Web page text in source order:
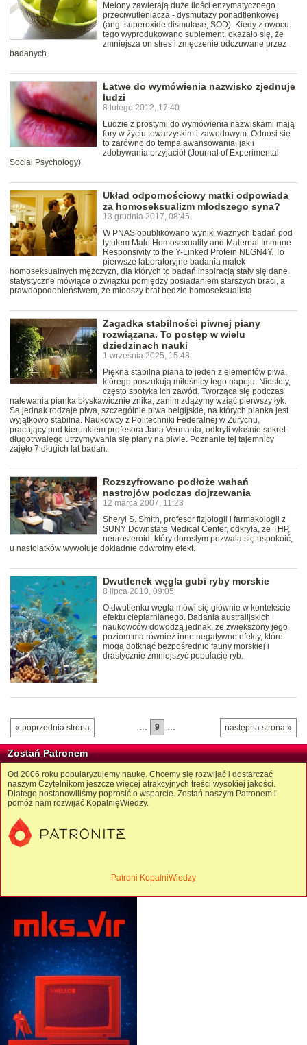
Melony zawierają duże ilości enzymatycznego
przeciwutleniacza - dysmutazy ponadtlenkowej
(ang. superoxide dismutase, SOD). Kiedy z owocu
tego wyprodukowano suplement, okazało się, że
zmniejsza on stres i zmęczenie odczuwane przez
badanych.
Łatwe do wymówienia nazwisko zjednuje
ludzi
8 lutego 2012, 17:40
Ludzie z prostymi do wymówienia nazwiskami mają
fory w życiu towarzyskim i zawodowym. Odnosi się
to zarówno do tempa awansowania, jak i
zdobywania przyjaciół (Journal of Experimental
Social Psychology).
Układ odpornościowy matki odpowiada
za homoseksualizm młodszego syna?
13 grudnia 2017, 08:45
W PNAS opublikowano wyniki ważnych badań pod
tytułem Male Homosexuality and Maternal Immune
Responsivity to the Y-Linked Protein NLGN4Y. To
pierwsze laboratoryjne badania matek
homoseksualnych mężczyzn, dla których to badań inspiracją stały się dane
statystyczne mówiące o związku pomiędzy posiadaniem starszych braci, a
prawdopodobieństwem, że młodszy brat będzie homoseksualistą
Zagadka stabilności piwnej piany
rozwiązana. To postęp w wielu
dziedzinach nauki
1 września 2025, 15:48
Piękna stabilna piana to jeden z elementów piwa,
którego poszukują miłośnicy tego napoju. Niestety,
często spotyka ich zawód. Tworząca się podczas
nalewania pianka błyskawicznie znika, zanim zdążymy wziąć pierwszy łyk.
Są jednak rodzaje piwa, szczególnie piwa belgijskie, na których pianka jest
wyjątkowo stabilna. Naukowcy z Politechniki Federalnej w Zurychu,
pracujący pod kierunkiem profesora Jana Vermanta, odkryli właśnie sekret
długotrwałego utrzymywania się piany na piwie. Poznanie tej tajemnicy
zajęło 7 długich lat badań.
Rozszyfrowano podłoże wahań
nastrojów podczas dojrzewania
12 marca 2007, 11:23
Sheryl S. Smith, profesor fizjologii i farmakologii z
SUNY Downstate Medical Center, odkryła, że THP,
neurosteroid, który dorosłym pozwala się uspokoić,
u nastolatków wywołuje dokładnie odwrotny efekt.
Dwutlenek węgla gubi ryby morskie
8 lipca 2010, 09:05
O dwutlenku węgla mówi się głównie w kontekście
efektu cieplarnianego. Badania australijskich
naukowców dowodzą jednak, że zwiększony jego
poziom ma również inne negatywne efekty, które
mogą dotknąć bezpośrednio fauny morskiej i
drastycznie zmniejszyć populację ryb.
« poprzednia strona następna strona »
… 9 …
Zostań Patronem
Od 2006 roku popularyzujemy naukę. Chcemy się rozwijać i dostarczać
naszym Czytelnikom jeszcze więcej atrakcyjnych treści wysokiej jakości.
Dlatego postanowiliśmy poprosić o wsparcie. Zostań naszym Patronem i
pomóż nam rozwijać KopalnięWiedzy.
Patroni KopalniWiedzy